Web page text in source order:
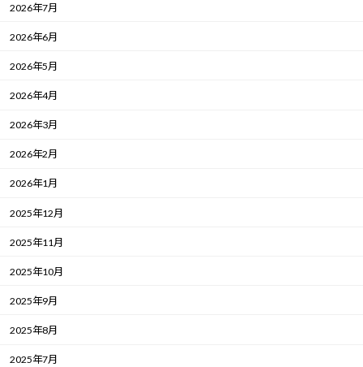
2026年7月
2026年6月
2026年5月
2026年4月
2026年3月
2026年2月
2026年1月
2025年12月
2025年11月
2025年10月
2025年9月
2025年8月
2025年7月